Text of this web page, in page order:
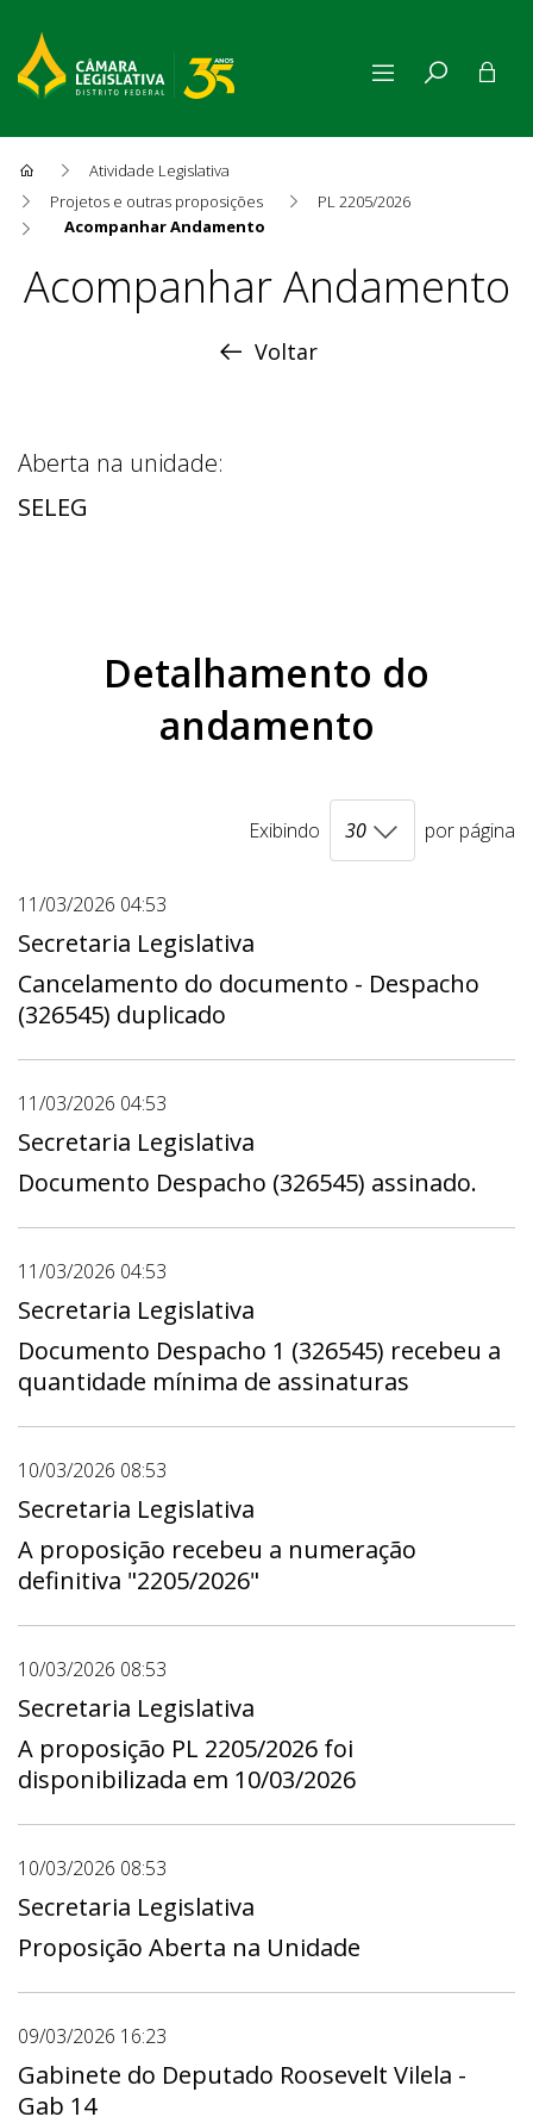
Atividade Legislativa
Projetos e outras proposições
PL 2205/2026
Acompanhar Andamento
Acompanhar Andamento
Acompanhar Andamento
Voltar
Aberta na unidade:
SELEG
Detalhamento do
andamento
Exibindo por página
11/03/2026 04:53
Secretaria Legislativa
Cancelamento do documento - Despacho
(326545) duplicado
11/03/2026 04:53
Secretaria Legislativa
Documento Despacho (326545) assinado.
11/03/2026 04:53
Secretaria Legislativa
Documento Despacho 1 (326545) recebeu a
quantidade mínima de assinaturas
10/03/2026 08:53
Secretaria Legislativa
A proposição recebeu a numeração
definitiva "2205/2026"
10/03/2026 08:53
Secretaria Legislativa
A proposição PL 2205/2026 foi
disponibilizada em 10/03/2026
10/03/2026 08:53
Secretaria Legislativa
Proposição Aberta na Unidade
09/03/2026 16:23
Gabinete do Deputado Roosevelt Vilela -
Gab 14